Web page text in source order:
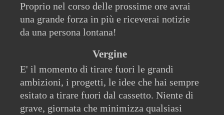
Proprio nel corso delle prossime ore avrai
una grande forza in più e riceverai notizie
da una persona lontana!
Vergine
E' il momento di tirare fuori le grandi
ambizioni, i progetti, le idee che hai sempre
esitato a tirare fuori dal cassetto. Niente di
grave, giornata che minimizza qualsiasi